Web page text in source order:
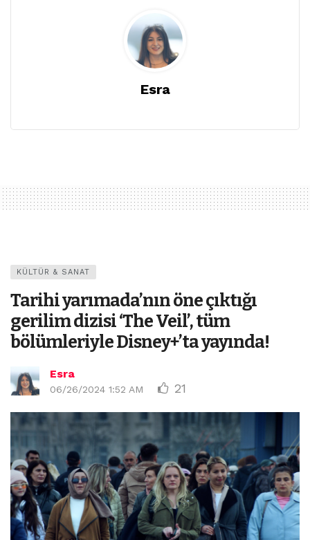
Esra
KÜLTÜR & SANAT
Tarihi yarımada’nın öne çıktığı
gerilim dizisi ‘The Veil’, tüm
bölümleriyle Disney+’ta yayında!
Esra
06/26/2024 1:52 AM 21